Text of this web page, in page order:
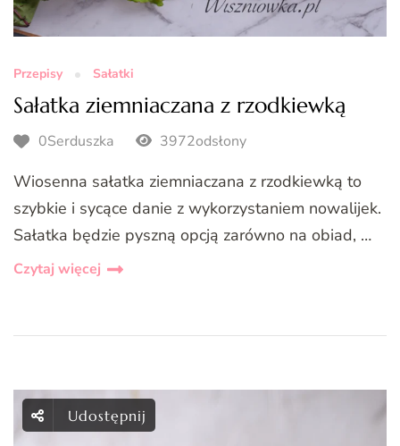
Przepisy Sałatki
Sałatka ziemniaczana z rzodkiewką
0Serduszka 3972odsłony
Wiosenna sałatka ziemniaczana z rzodkiewką to
szybkie i sycące danie z wykorzystaniem nowalijek.
Sałatka będzie pyszną opcją zarówno na obiad, …
Czytaj więcej
Udostępnij